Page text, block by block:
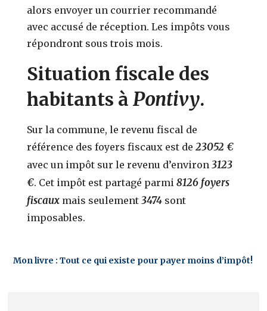
alors envoyer un courrier recommandé
avec accusé de réception. Les impôts vous
répondront sous trois mois.
Situation fiscale des
habitants àPontivy.
Sur la commune, le revenu fiscal de
référence des foyers fiscaux est de23052 €
avec un impôt sur le revenu d’environ 3123
€. Cet impôt est partagé parmi8126 foyers
fiscaux mais seulement 3474 sont
imposables.
Mon livre : Tout ce qui existe pour payer moins d’impôt!